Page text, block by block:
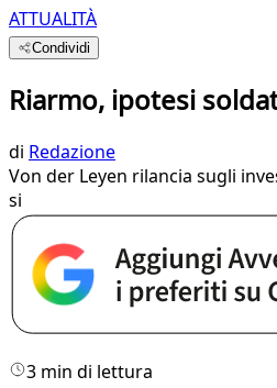
ATTUALITÀ
Condividi
Riarmo, ipotesi
di Redazione
Von der Leyen rilancia sugli
si
3 min di lettura